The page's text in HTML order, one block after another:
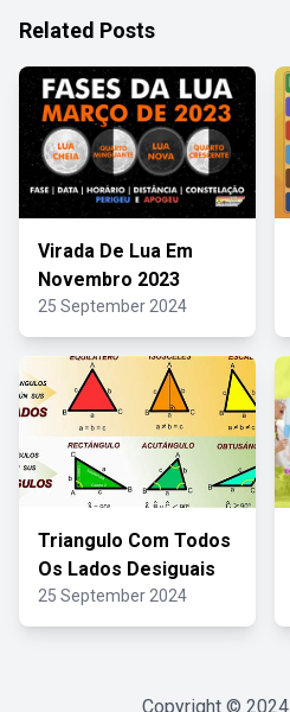
Related Posts
Virada De Lua Em
Novembro 2023
25 September 2024
Triangulo Com Todos
Os Lados Desiguais
25 September 2024
Copyright © 2024